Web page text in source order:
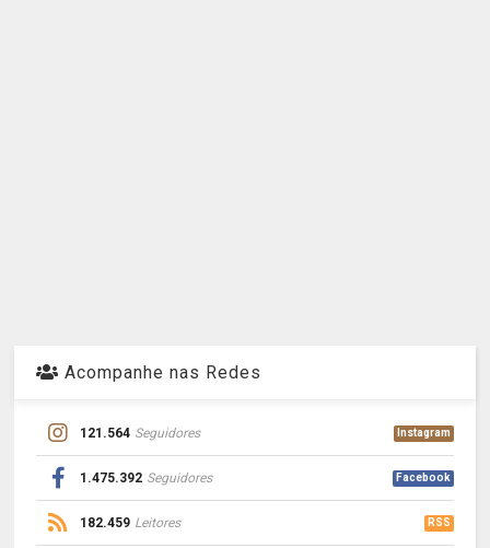
Acompanhe nas Redes
121.564 Seguidores Instagram
1.475.392 Seguidores Facebook
182.459 Leitores RSS